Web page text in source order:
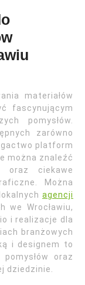
materiałów
fascynującym
pomysłów.
zarówno
platform
można znaleźć
oraz ciekawe
Można
agencji
we Wrocławiu,
i realizacje dla
branżowych
i designem to
oraz
dziedzinie.